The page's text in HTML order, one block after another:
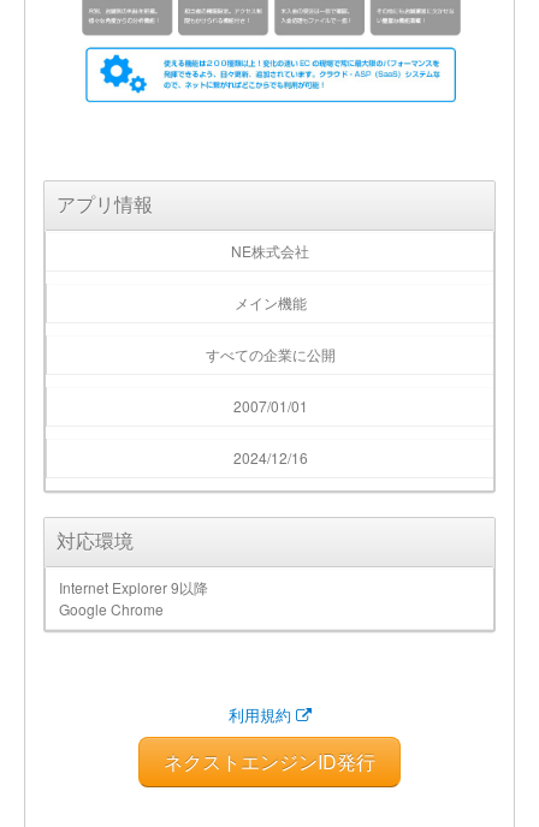
アプリ情報
NE株式会社
メイン機能
すべての企業に公開
2007/01/01
2024/12/16
対応環境
Internet Explorer 9以降
Google Chrome
利用規約
ネクストエンジンID発行